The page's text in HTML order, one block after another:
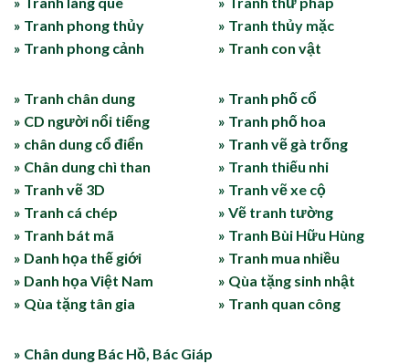
» Tranh phong thủy
» Tranh phong cảnh
» Tranh thủy mặc
» Tranh con vật
» Tranh chân dung
» CD người nổi tiếng
» chân dung cổ điển
» Chân dung chì than
» Tranh vẽ 3D
» Tranh cá chép
» Tranh bát mã
» Danh họa thế giới
» Danh họa Việt Nam
» Qùa tặng tân gia
» Tranh phố cổ
» Tranh phố hoa
» Tranh vẽ gà trống
» Tranh thiếu nhi
» Tranh vẽ xe cộ
» Vẽ tranh tường
» Tranh Bùi Hữu Hùng
» Tranh mua nhiều
» Qùa tặng sinh nhật
» Tranh quan công
» Chân dung Bác Hồ, Bác Giáp